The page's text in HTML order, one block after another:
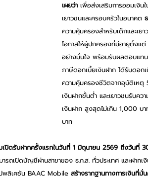
เผยว่า เพื่อส่งเสริมการออมเงิน
เยาวชนและครอบครัวในอนาคต
ความคุ้มครองสำหรับเด็กและเย
โอกาสให้ผู้ปกครองที่มีอายุตั้งแ
อย่างมั่นใจ พร้อมรับผลตอบแทน
ภาษีดอกเบี้ยเงินฝาก ได้รับดอก
ความคุ้มครองชีวิตจากอุบัติเหตุ
เงินฝากขั้นต่ำ และเยาวชนรับค
เงินฝาก สูงสุดไม่เกิน 1,000
บาท
เปิดรับฝากครั้งแรกในวันที่ 1 มิถุนายน 2569 ถึงวันที่
ารถเปิดบัญชีผ่านสาขาของ ธ.ก.ส. ทั่วประเทศ และฝา
ปพลิเคชัน BAAC Mobile สร้างรากฐานทางการเงินที่